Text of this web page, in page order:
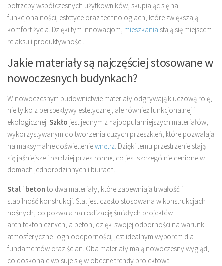
potrzeby współczesnych użytkowników, skupiając się na
funkcjonalności, estetyce oraz technologiach, które zwiększają
komfort życia. Dzięki tym innowacjom, mieszkania stają się miejscem
relaksu i produktywności.
Jakie materiały są najczęściej stosowane w
nowoczesnych budynkach?
W nowoczesnym budownictwie materiały odgrywają kluczową rolę,
nie tylko z perspektywy estetycznej, ale również funkcjonalnej i
ekologicznej. Szkło jest jednym z najpopularniejszych materiałów,
wykorzystywanym do tworzenia dużych przeszkleń, które pozwalają
na maksymalne doświetleniewnętrz. Dzięki temu przestrzenie stają
się jaśniejsze i bardziej przestronne, co jest szczególnie cenione w
domach jednorodzinnych i biurach.
Stal i beton to dwa materiały, które zapewniają trwałość i
stabilność konstrukcji. Stal jest często stosowana w konstrukcjach
nośnych, co pozwala na realizację śmiałych projektów
architektonicznych, a beton, dzięki swojej odporności na warunki
atmosferyczne i ognioodporności, jest idealnym wyborem dla
fundamentów oraz ścian. Oba materiały mają nowoczesny wygląd,
co doskonale wpisuje się w obecne trendy projektowe.